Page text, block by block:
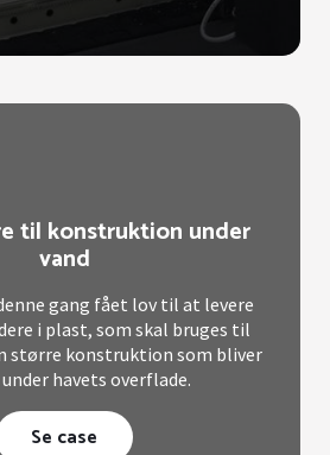
til konstruktion under
vand
gang fået lov til at levere
i plast, som skal bruges til
større konstruktion som bliver
havets overflade.
Se case